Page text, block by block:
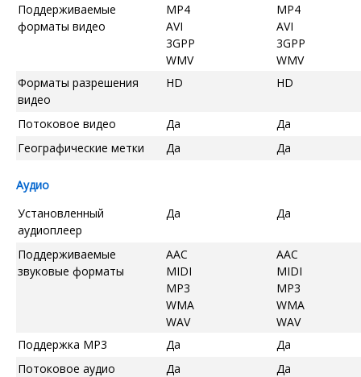
Поддерживаемые
форматы видео
MP4
AVI
3GPP
WMV
MP4
AVI
3GPP
WMV
Форматы разрешения
видео
HD HD
Потоковое видео Да
Да
Географические метки
Да Да
Аудио
Установленный
аудиоплеер
Да Да
Поддерживаемые
звуковые форматы
AAC
MIDI
MP3
WMA
WAV
AAC
MIDI
MP3
WMA
WAV
Поддержка MP3
Да
Да
Потоковое аудио
Да
Да